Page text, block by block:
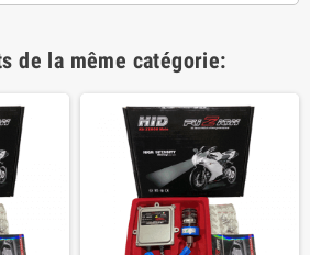
de la même catégorie: